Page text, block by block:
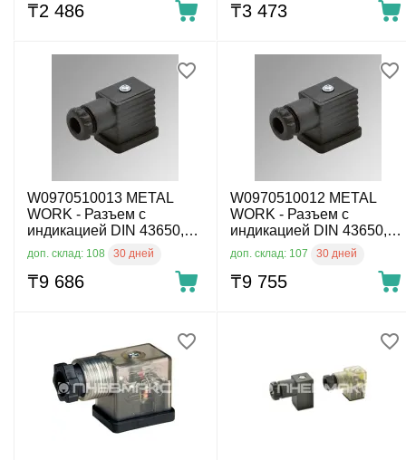
₸2 486 ₸3 473
W0970510013 METAL
WORK - Разъем с
индикацией DIN 43650,
тип B 11 мм, 3-пин, 110 V
AC
доп. склад: 108 30 дней
₸9 686
W0970510012 METAL
WORK - Разъем с
индикацией DIN 43650,
тип B 11 мм, 3-пин, 24 V
AC/DC
доп. склад: 107 30 дней
₸9 755